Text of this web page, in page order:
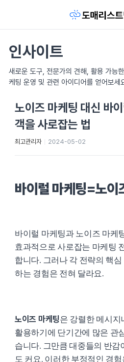
인사이트
새로운 도구, 전문가의 견해, 활용 가능
케팅 운영 및 관련 아이디어를 얻어보세
노이즈 마케팅 대신 바
객을 사로잡는 법
최고관리자 2024-05-02
바이럴 마케팅=노이
바이럴 마케팅과 노이즈 마케
효과적으로 사로잡는 마케팅
합니다. 그러나 각 전략의 핵
하는 경험은 전혀 달라요.
노이즈 마케팅은 강렬한 메시지
활용하기에 단기간에 많은 관
습니다. 그만큼 대중들의 반감
도 커요. 이러한 부정적인 경